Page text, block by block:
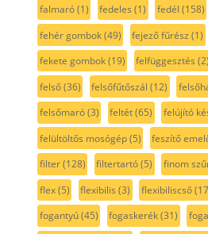
falmaró(1) fedeles (1) fedél (158)
fehér gombok(49) fejező fűrész (1)
fekete gombok(19) felfüggesztés (2)
felső(36) felsőfűtőszál (12)
felsőmaró(3) feltét(65) felújító
felültöltős mosógép(5) feszítő
filter(128) filtertartó(5) finom
flex(5) flexibilis (3) flexibiliscső
fogantyú(45) fogaskerék(31)